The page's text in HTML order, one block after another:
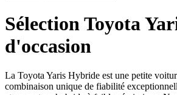
Sélection Toyota
d'occasion
La Toyota Yaris Hybride est une petite
combinaison unique de fiabilité